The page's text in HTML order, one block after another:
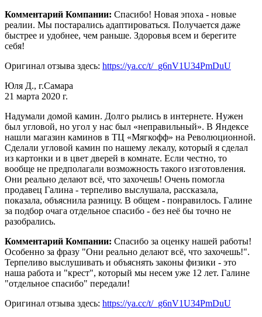
Комментарий Компании: Спасибо! Новая эпоха - новые
реалии. Мы постарались адаптироваться. Получается даже
быстрее и удобнее, чем раньше. Здоровья всем и берегите
себя!
Оригинал отзыва здесь: https://ya.cc/t/_g6nV1U34PmDuU
Юля Д., г.Самара
21 марта 2020 г.
Надумали домой камин. Долго рылись в интернете. Нужен
был угловой, но угол у нас был «неправильный». В Яндексе
нашли магазин каминов в ТЦ «Мягкофф» на Революционной.
Сделали угловой камин по нашему лекалу, который я сделал
из картонки и в цвет дверей в комнате. Если честно, то
вообще не предполагали возможность такого изготовления.
Они реально делают всё, что захочешь! Очень помогла
продавец Галина - терпеливо выслушала, рассказала,
показала, объяснила разницу. В общем - понравилось. Галине
за подбор очага отдельное спасибо - без неё бы точно не
разобрались.
Комментарий Компании: Спасибо за оценку нашей работы!
Особенно за фразу "Они реально делают всё, что захочешь!".
Терпеливо выслушивать и объяснять законы физики - это
наша работа и "крест", который мы несем уже 12 лет. Галине
"отдельное спасибо" передали!
Оригинал отзыва здесь: https://ya.cc/t/_g6nV1U34PmDuU